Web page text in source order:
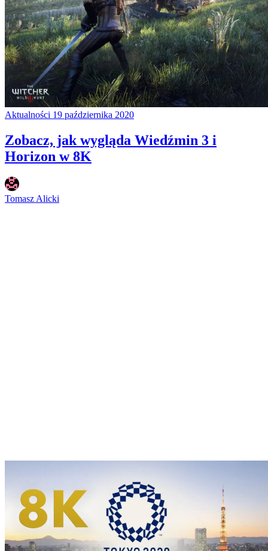
Aktualności 19 października 2020
Zobacz, jak wygląda Wiedźmin 3 i
Horizon w 8K
Tomasz Alicki